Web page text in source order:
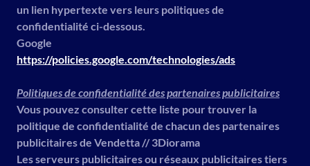
un lien hypertexte vers leurs politiques de
confidentialité ci-dessous.
Google
https://policies.google.com/technologies/ads
Politiques de confidentialité des partenaires publicitaires
Vous pouvez consulter cette liste pour trouver la
politique de confidentialité de chacun des partenaires
publicitaires de Vendetta // 3Diorama
Les serveurs publicitaires ou réseaux publicitaires tiers